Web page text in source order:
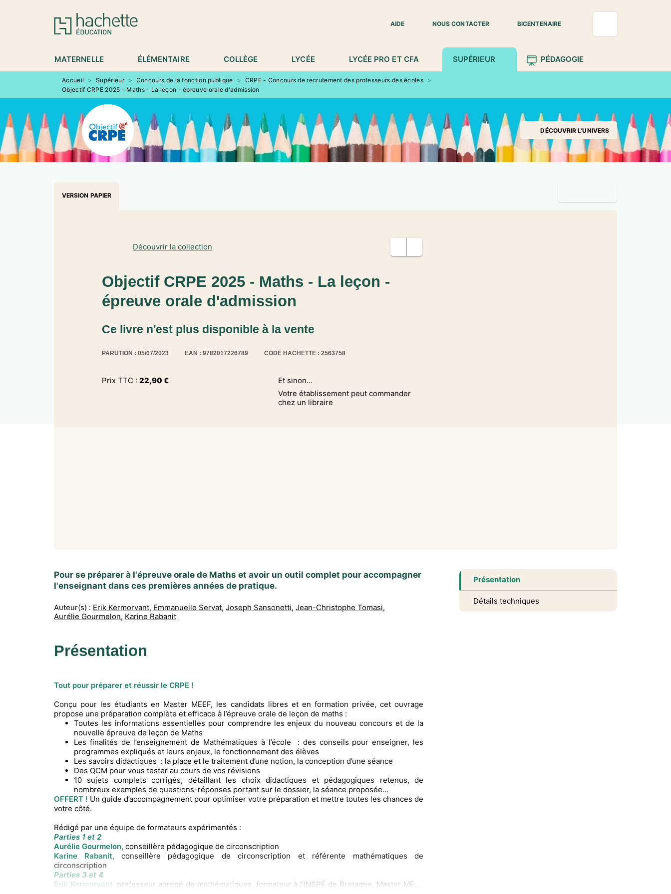
MENU RECHERCHE
AIDE
NOUS CONTACTER BICENTENAIRE
MATERNELLE ÉLÉMENTAIRE COLLÈGE LYCÉE LYCÉE PRO ET CFA SUPÉRIEUR PÉDAGOGIE
Accueil > Supérieur > Concours de la fonction publique > CRPE - Concours de recrutement des professeurs des écoles
>
Objectif CRPE 2025 - Maths - La leçon - épreuve orale d'admission
DÉCOUVRIR L'UNIVERS
VERSION PAPIER
Découvrir la collection
Objectif CRPE 2025 - Maths - La leçon -
épreuve orale d'admission
Ce livre n'est plus disponible à la vente
PARUTION : 05/07/2023 EAN : 9782017226789 CODE HACHETTE : 2563758
Prix TTC : 22,90 €
Et sinon...
Votre établissement peut commander
chez un libraire
Pour se préparer à l'épreuve orale de Maths et avoir un outil complet pour accompagner
l'enseignant dans ces premières années de pratique.
Auteur(s) : Erik Kermorvant, Emmanuelle Servat, Joseph Sansonetti, Jean-Christophe Tomasi,
Aurélie Gourmelon, Karine Rabanit
Présentation
Tout pour préparer et réussir le CRPE !
Conçu pour les étudiants en Master MEEF, les candidats libres et en formation privée, cet ouvrage
propose une préparation complète et efficace à l’épreuve orale de leçon de maths :
Toutes les informations essentielles pour comprendre les enjeux du nouveau concours et de la
nouvelle épreuve de leçon de Maths
Les finalités de l’enseignement de Mathématiques à l’école : des conseils pour enseigner, les
programmes expliqués et leurs enjeux, le fonctionnement des élèves
Les savoirs didactiques : la place et le traitement d’une notion, la conception d’une séance
Des QCM pour vous tester au cours de vos révisions
10 sujets complets corrigés, détaillant les choix didactiques et pédagogiques retenus, de
nombreux exemples de questions-réponses portant sur le dossier, la séance proposée…
OFFERT ! Un guide d’accompagnement pour optimiser votre préparation et mettre toutes les chances de
votre côté.
Rédigé par une équipe de formateurs expérimentés :
Parties 1 et 2
Aurélie Gourmelon, conseillère pédagogique de circonscription
Karine Rabanit, conseillère pédagogique de circonscription et référente mathématiques de
circonscription
Parties 3 et 4
Erik Kermorvant, professeur agrégé de mathématiques, formateur à l’INSPÉ de Bretagne, Master MEEF
Présentation
Détails techniques